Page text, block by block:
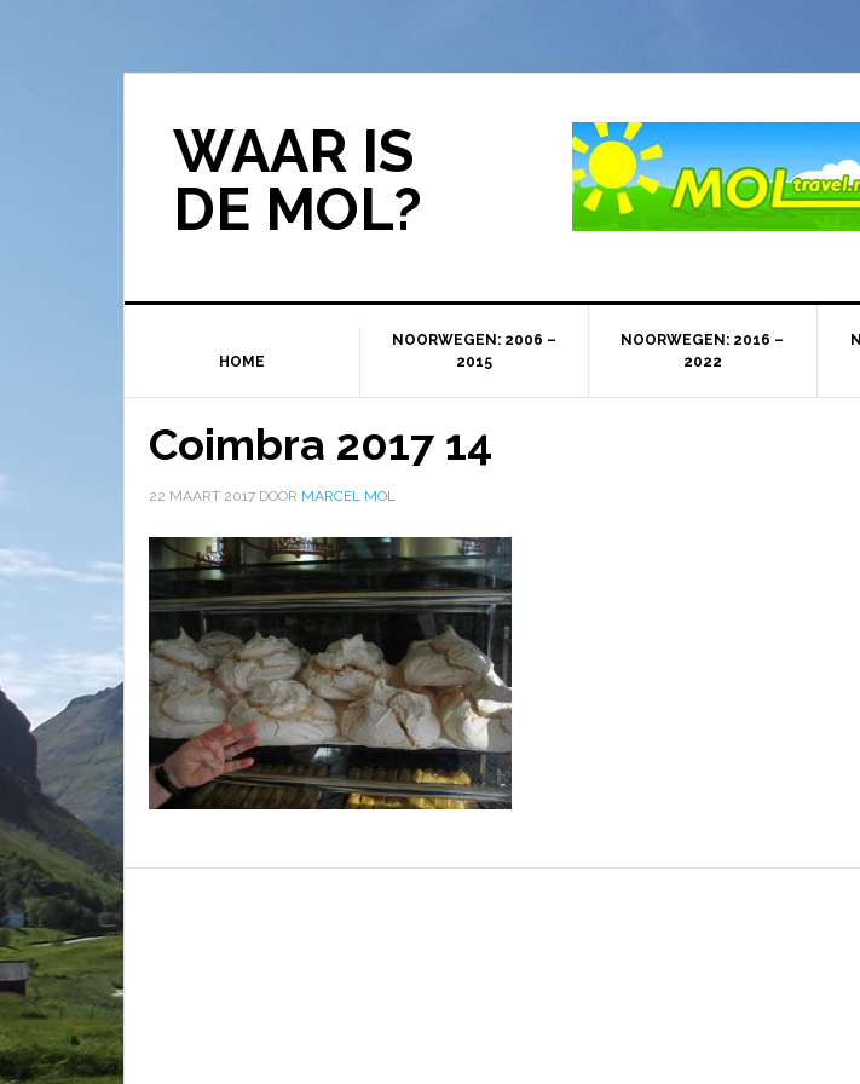
WAAR IS
DE MOL?
HOME
NOORWEGEN: 2006 –
2015
NOORWEGEN: 2016 –
2022
Coimbra 2017 14
22 MAART 2017 DOOR MARCEL MOL